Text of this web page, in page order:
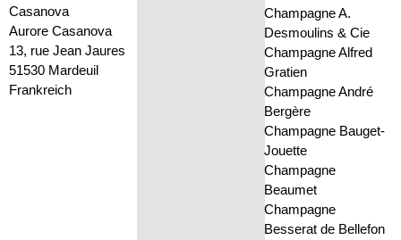
Casanova
Aurore Casanova
13, rue Jean Jaures
51530 Mardeuil
Frankreich
Champagne A.
Desmoulins & Cie
Champagne Alfred
Gratien
Champagne André
Bergère
Champagne Bauget-
Jouette
Champagne
Beaumet
Champagne
Besserat de Bellefon